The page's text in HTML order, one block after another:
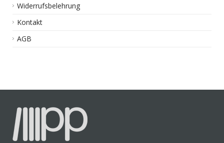
Widerrufsbelehrung
Kontakt
AGB